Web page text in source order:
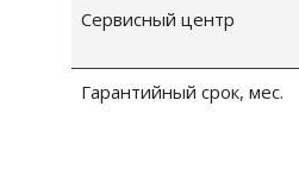
Сервисный центр
Гарантийный срок, мес.